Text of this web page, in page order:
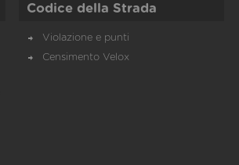
Codice della Strada
Violazione e punti
Censimento Velox